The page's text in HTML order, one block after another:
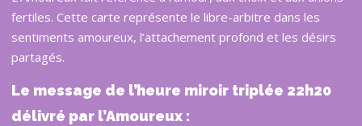
fertiles. Cette carte représente le libre-arbitre dans les
sentiments amoureux, l’attachement profond et les désirs
partagés.
Le message de l’heure miroir triplée 22h20
délivré par l’Amoureux :